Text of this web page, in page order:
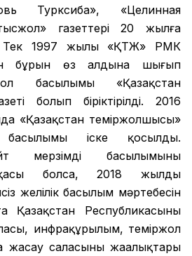
Турксиба», «Целинная
газеттері 20 жылға
Тек 1997 жылы «ҚТЖ» РМК
бұрын өз алдына шығып
басылымы «Қазақстан
болып біріктірілді. 2016
«Қазақстан теміржолшысы»
басылымы іске қосылды.
мерзімді басылымының
болса, 2018 жылдың
желілік басылым мәртебесін
Қазақстан Республикасының
инфрақұрылым, теміржол
жасау саласының жаңалықтары